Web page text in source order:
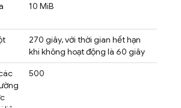
10 MiB
270 giây, với thời gian hết hạn
khi không hoạt động là 60 giây
500